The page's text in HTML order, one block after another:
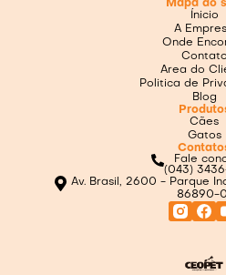
Mapa do
Ínicio
A
Onde
Contato
Area do
Politica de
Blog
Cães
Gatos
Fale
(043)
Av. Brasil, 2600 - Parque
86890-